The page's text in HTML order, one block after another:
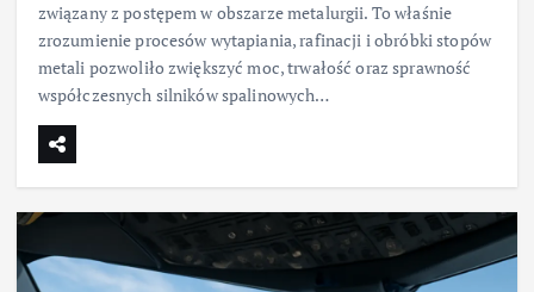
związany z postępem w obszarze metalurgii. To właśnie
zrozumienie procesów wytapiania, rafinacji i obróbki stopów
metali pozwoliło zwiększyć moc, trwałość oraz sprawność
współczesnych silników spalinowych…